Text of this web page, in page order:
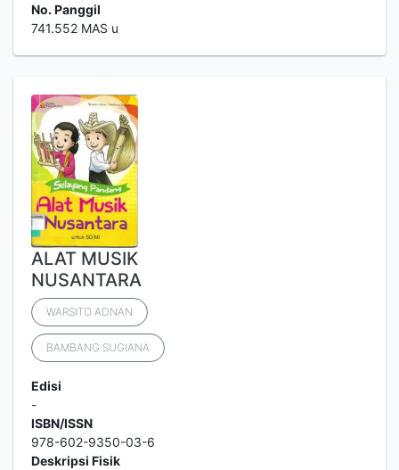
No. Panggil
741.552 MAS u
ALAT MUSIK
NUSANTARA
WARSITO ADNAN
BAMBANG SUGIANA
Edisi
-
ISBN/ISSN
978-602-9350-03-6
Deskripsi Fisik